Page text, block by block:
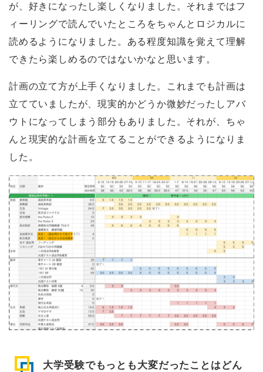
が、好きになったし楽しくなりました。それまではフ
ィーリングで読んでいたところをちゃんとロジカルに
読めるようになりました。ある程度知識を覚えて理解
できたら楽しめるのではないかなと思います。
計画の立て方が上手くなりました。これまでも計画は
立てていましたが、現実的かどうか微妙だったしアバ
ウトになってしまう部分もありました。それが、ちゃ
んと現実的な計画を立てることができるようになりま
した。
大学受験でもっとも大変だったことはどん